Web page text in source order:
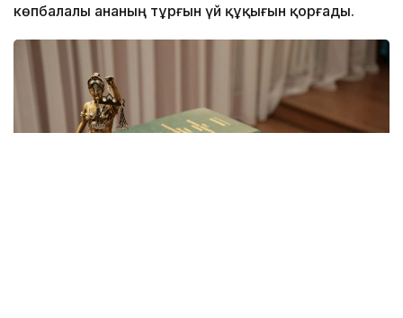
көпбалалы ананың тұрғын үй құқығын қорғады.